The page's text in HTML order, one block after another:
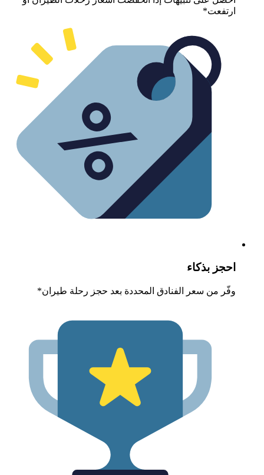
بذكاء
من سعر الفنادق المحددة بعد حجز رحلة طيران*